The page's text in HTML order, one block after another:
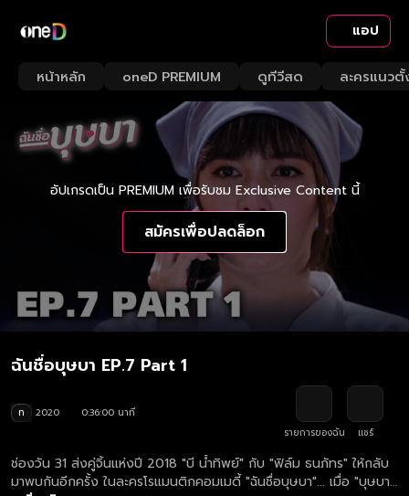
แอป
หน้าหลัก oneD PREMIUM ดูทีวีสด ละครแนวตั้
อัปเกรดเป็น PREMIUM เพื่อรับชม Exclusive Content นี้
สมัครเพื่อปลดล็อก
ฉันชื่อบุษบา EP.7 Part 1
ท 2020
0:36:00 นาที
รายการของฉัน
แชร์
ช่องวัน 31 ส่งคู่จิ้นแห่งปี 2018 "บี น้ำทิพย์" กับ "ฟิล์ม ธนภัทร" ให้กลับ
มาพบกันอีกครั้ง ในละครโรแมนติกคอมเมดี้ "ฉันชื่อบุษบา"... เมื่อ "บุษบา"